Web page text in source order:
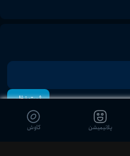
ثبت نظر
پلانیمیشن کاوش